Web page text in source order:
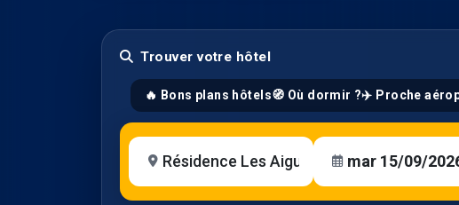
Trouver votre hôtel
🔥 Bons plans hôtels🧭 Où dormir ?✈️ Proche